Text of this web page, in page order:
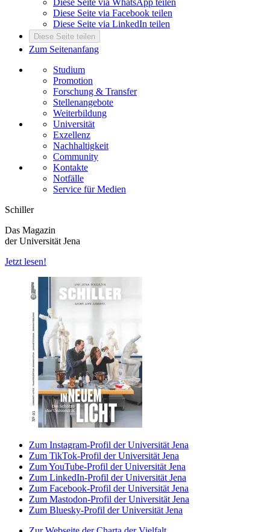
Diese Seite via WhatsApp teilen
Diese Seite via Facebook teilen
Diese Seite via LinkedIn teilen
Diese Seite teilen
Zum Seitenanfang
Studium
Promotion
Forschung & Transfer
Stellenangebote
Weiterbildung
Universität
Exzellenz
Nachhaltigkeit
Community
Kontakte
Notfälle
Service für Medien
Schiller
Das Magazin
der Universität Jena
Jetzt lesen!
Zum Instagram-Profil der Universität Jena
Zum TikTok-Profil der Universität Jena
Zum YouTube-Profil der Universität Jena
Zum LinkedIn-Profil der Universität Jena
Zum Facebook-Profil der Universität Jena
Zum Mastodon-Profil der Universität Jena
Zum Bluesky-Profil der Universität Jena